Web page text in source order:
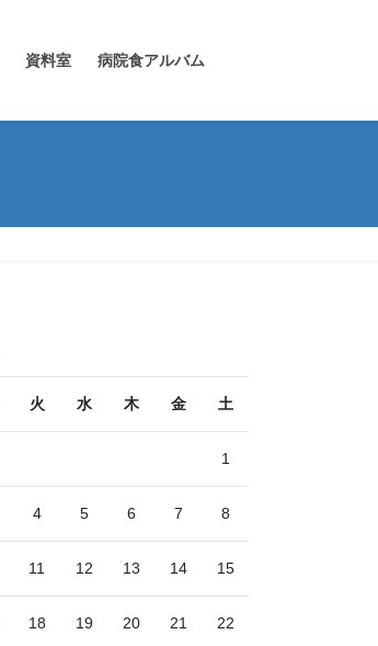
資料室 病院食アルバム
火 水 木 金 土
1
4 5 6 7 8
11 12 13 14 15
18 19 20 21 22